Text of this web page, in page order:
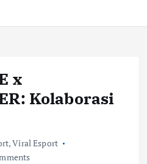
x
Kolaborasi
,Viral Esport